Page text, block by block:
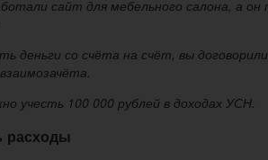
сайт для мебельного салона, а
деньги со счёта на счёт, вы
учесть 100 000 рублей в доходах УСН.
расходы